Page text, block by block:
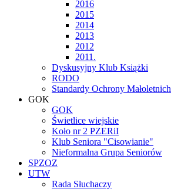
2016
2015
2014
2013
2012
2011.
Dyskusyjny Klub Książki
RODO
Standardy Ochrony Małoletnich
GOK
GOK
Świetlice wiejskie
Koło nr 2 PZERiI
Klub Seniora "Cisowianie"
Nieformalna Grupa Seniorów
SPZOZ
UTW
Rada Słuchaczy